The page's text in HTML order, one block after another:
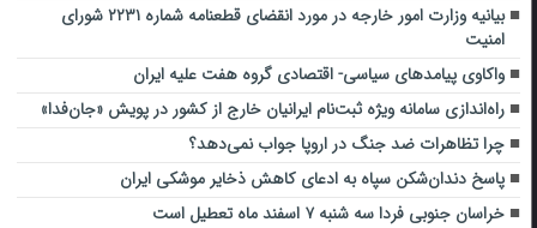
بیانیه وزارت امور خارجه در مورد انقضای قطعنامه شماره ۲۲۳۱ شورای
امنیت
واکاوی پیامدهای سیاسی- اقتصادی گروه هفت علیه ایران
راه‌اندازی سامانه ویژه ثبت‌نام ایرانیان خارج از کشور در پویش «جان‌فدا»
چرا تظاهرات ضد جنگ در اروپا جواب نمی‌دهد؟
پاسخ دندان‌شکن سپاه به ادعای کاهش ذخایر موشکی ایران
خراسان جنوبی فردا سه شنبه ۷ اسفند ماه تعطیل است